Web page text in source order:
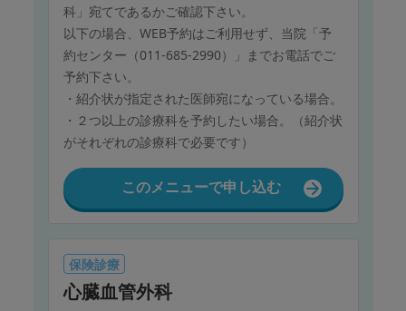
科」宛てであるかご確認下さい。
以下の場合、WEB予約はご利用せず、当院「予
約センター（011-685-2990）」までお電話でご
予約下さい。
・紹介状が指定された医師宛になっている場合。
・２つ以上の診療科を予約したい場合。（紹介状
がそれぞれの診療科で必要です）
このメニューで申し込む
保険診療
心臓血管外科